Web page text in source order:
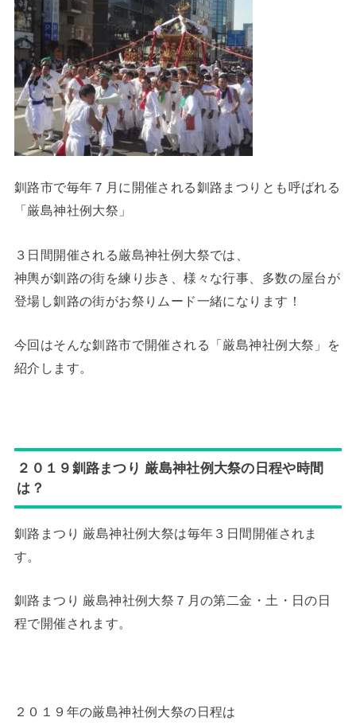
釧路市で毎年７月に開催される釧路まつりとも呼ばれる
「厳島神社例大祭」
３日間開催される厳島神社例大祭では、
神輿が釧路の街を練り歩き、様々な行事、多数の屋台が
登場し釧路の街がお祭りムード一緒になります！
今回はそんな釧路市で開催される「厳島神社例大祭」を
紹介します。
２０１９釧路まつり 厳島神社例大祭の日程や時間
は？
釧路まつり 厳島神社例大祭は毎年３日間開催されま
す。
釧路まつり 厳島神社例大祭７月の第二金・土・日の日
程で開催されます。
２０１９年の厳島神社例大祭の日程は